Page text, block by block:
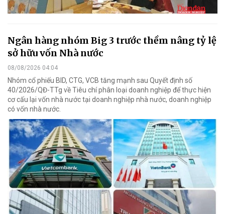
Ngân hàng nhóm Big 3 trước thềm nâng tỷ lệ
sở hữu vốn Nhà nước
08/08/2026 04:04
Nhóm cổ phiếu BID, CTG, VCB tăng mạnh sau Quyết định số
40/2026/QĐ-TTg về Tiêu chí phân loại doanh nghiệp để thực hiện
cơ cấu lại vốn nhà nước tại doanh nghiệp nhà nước, doanh nghiệp
có vốn nhà nước.